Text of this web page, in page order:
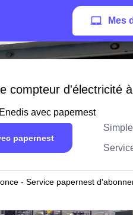
Mes
compteur d'électricité
avec papernest
papernest
- Service papernest